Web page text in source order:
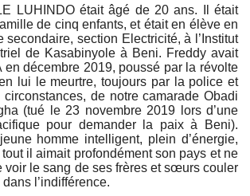
LUHINDOétait âgé de 20 ans. Il était
de cinq enfants, et était en élève en
secondaire, section Electricité, à l’Institut
de Kasabinyole à Beni. Freddy avait
en décembre 2019, poussé par la révolte
lui le meurtre, toujours par la police et
de notre camarade Obadi
(tué le 23 novembre 2019 lors d’une
pour demander la paix à Beni).
homme intelligent, plein d’énergie,
il aimait profondément son pays et ne
voir le sang de ses frères et sœurs couler
l’indifférence.